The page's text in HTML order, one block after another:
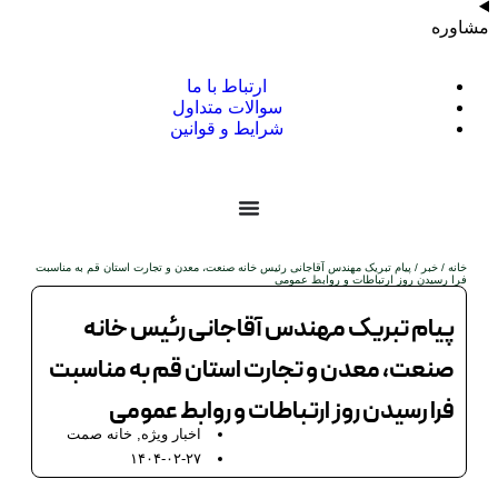
مشاوره
ارتباط با ما
سوالات متداول
شرایط و قوانین
خانه / خبر / پیام تبریک مهندس آقاجانی رئیس خانه صنعت، معدن و تجارت استان قم به مناسبت
فرا رسیدن روز‌ ارتباطات و روابط عمومی
پیام تبریک مهندس آقاجانی رئیس خانه
صنعت، معدن و تجارت استان قم به مناسبت
فرا رسیدن روز‌ ارتباطات و روابط عمومی
اخبار ویژه, خانه صمت
۱۴۰۴-۰۲-۲۷